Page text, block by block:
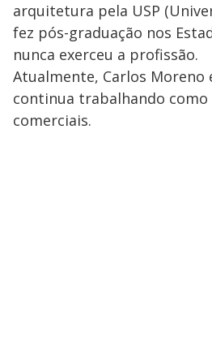
arquitetura pela USP
fez pós-graduação nos
nunca exerceu a profissão.
Atualmente, Carlos Moreno
continua trabalhando
comerciais.